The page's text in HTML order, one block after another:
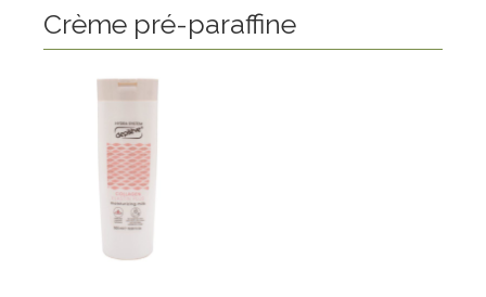
Crème pré-paraffine